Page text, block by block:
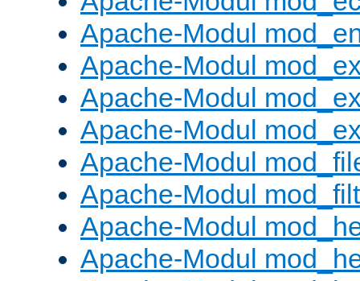
Apache-Modul
Apache-Modul
Apache-Modul
Apache-Modul
Apache-Modul
Apache-Modul
Apache-Modul
Apache-Modul